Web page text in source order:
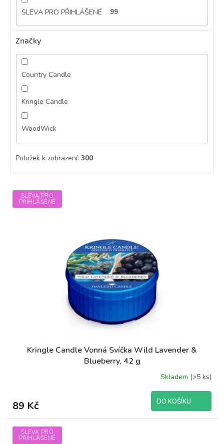
SLEVA PRO PŘIHLÁŠENÉ 99
Značky
Country Candle
Kringle Candle
WoodWick
Položek k zobrazení: 300
V
p
SLEVA PRO
PŘIHLÁŠENÉ
Kringle Candle Vonná Svíčka Wild Lavender &
Blueberry, 42 g
Skladem (>5 ks)
89 Kč DO KOŠÍKU
SLEVA PRO
PŘIHLÁŠENÉ